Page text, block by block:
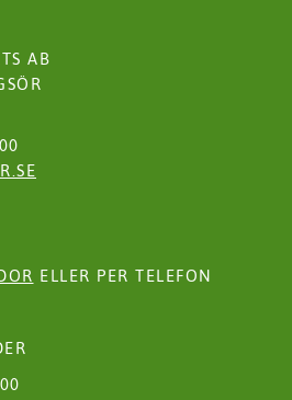
AB
ELLER PER TELEFON